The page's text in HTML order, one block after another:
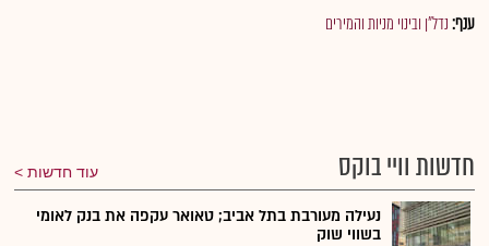
ענף:נדל"ן ובינוי מניות והמירים
חדשות וויי בוקס עוד חדשות
נעילה מעורבת בתל אביב; טאואר עקפה את בנק לאומי
בשווי שוק